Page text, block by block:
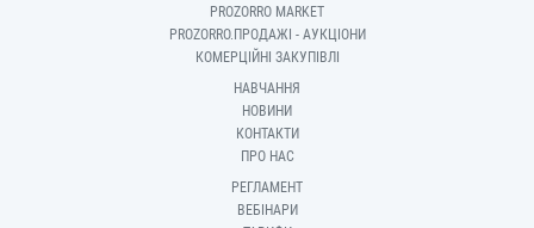
PROZORRO MARKET
PROZORRO.ПРОДАЖІ - АУКЦІОНИ
КОМЕРЦІЙНІ ЗАКУПІВЛІ
НАВЧАННЯ
НОВИНИ
КОНТАКТИ
ПРО НАС
РЕГЛАМЕНТ
ВЕБІНАРИ